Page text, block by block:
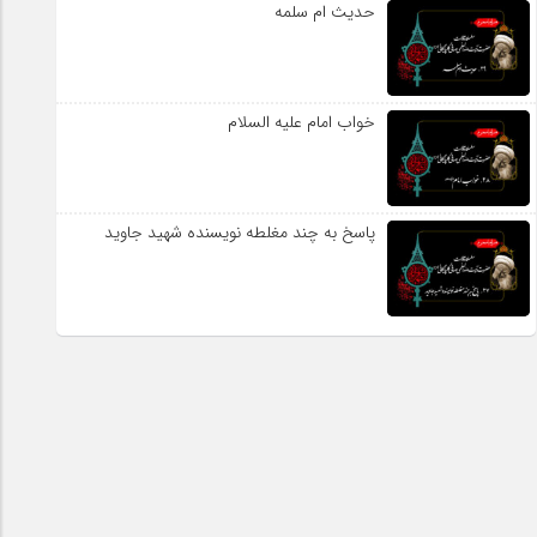
حدیث ام سلمه
خواب امام علیه السلام
پاسخ به چند مغلطه نویسنده شهید جاوید